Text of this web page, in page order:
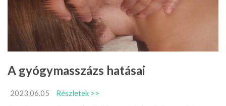
A gyógymasszázs hatásai
2023.06.05
Részletek >>